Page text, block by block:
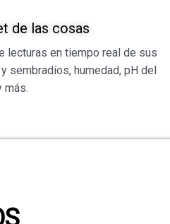
de las cosas
lecturas en tiempo real de sus
sembradíos, humedad, pH del
más.